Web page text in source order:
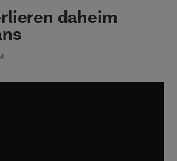
daheim